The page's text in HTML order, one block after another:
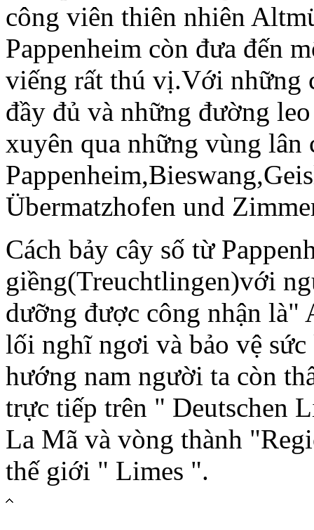
công viên thiên nhiên
Pappenheim còn đưa đến
viếng rất thú vị.Với những
đầy đủ và những đường
xuyên qua những
Übermatzhofen und
Cách bảy cây số từ
giềng(Treuchtlingen)với
dưỡng được công nhận
lối nghĩ ngơi và bảo vệ
hướng nam người ta còn
trực tiếp trên " Deutschen
La Mã và vòng thành
thế giới " Limes ".